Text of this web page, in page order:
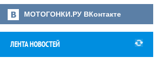
МОТОГОНКИ.РУ ВКонтакте
ЛЕНТА НОВОСТЕЙ